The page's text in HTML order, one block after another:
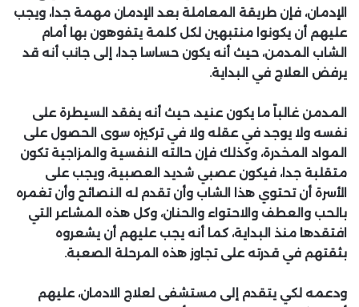
الإدمان، فإن طريقة المعاملة بعد الإدمان مهمة جدا، ويجب
عليهم أن يكونوا منتبهين لكل كلمة يتفوهون بها أمام
الشاب المدمن، حيث أنه يكون حساسا جدا، إلى جانب أنه قد
يرفض العلاج في البداية.
المدمن غالباً ما يكون عنيد، حيث أنه يفقد السيطرة على
نفسه ولا يوجد في عقله ولا في تركيزه سوى الحصول على
المواد المخدرة، وكذلك فإن حالته النفسية والمزاجية تكون
متقلبة جدا، فيكون عصبي شديد العصبية، ويجب على
الأسرة أن تحتوي هذا الشاب وأن تقدم له النصائح وأن تغمره
بالحب والعطف والاحتواء والحنان، وكل هذه المشاعر التي
افتقدها منذ البداية، كما أنه يجب عليهم أن يشعروه
بثقتهم في قدرته على تجاوز هذه المرحلة الصعبة.
ودعمه لكي يتقدم إلى مستشفى لعلاج الادمان، عليهم